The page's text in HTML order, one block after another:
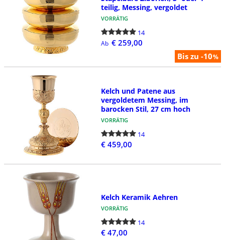
Bis zu -10%
teilig, Messing, vergoldet
VORRÄTIG
14
Ab € 259,00
Kelch und Patene aus
vergoldetem Messing, im
barocken Stil, 27 cm hoch
VORRÄTIG
14
€ 459,00
Kelch Keramik Aehren
VORRÄTIG
14
€ 47,00